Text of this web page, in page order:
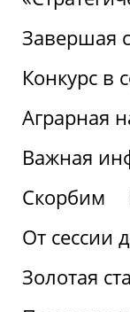
Завершая
Конкурс в
Аграрная
Важная
Скорбим
От сессии
Золотая